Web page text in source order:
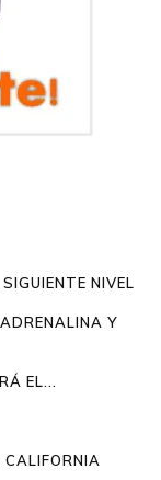
NIVEL
Y
EL...
CALIFORNIA